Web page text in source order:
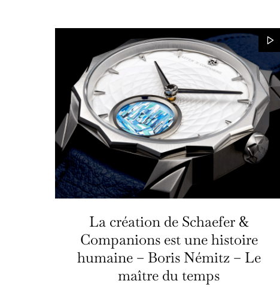
La création de Schaefer &
Companions est une histoire
humaine – Boris Némitz – Le
maître du temps